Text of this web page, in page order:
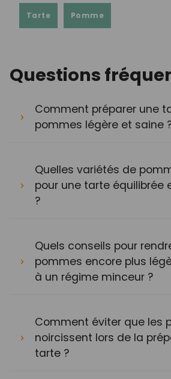
Tarte Pomme
Questions
Comment préparer une
pommes légère et saine
Quelles variétés de
pour une tarte équilibrée
?
Quels conseils pour
pommes encore plus
à un régime minceur ?
Comment éviter que les
noircissent lors de la
tarte ?